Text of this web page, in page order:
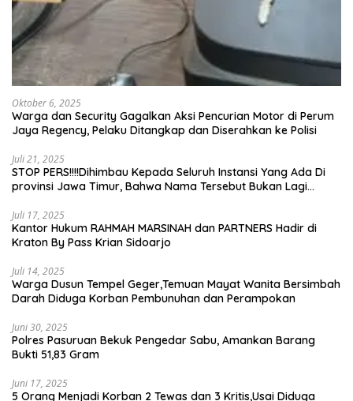
Oktober 6, 2025
Warga dan Security Gagalkan Aksi Pencurian Motor di Perum
Jaya Regency, Pelaku Ditangkap dan Diserahkan ke Polisi
Juli 21, 2025
STOP PERS!!!!Dihimbau Kepada Seluruh Instansi Yang Ada Di
provinsi Jawa Timur, Bahwa Nama Tersebut Bukan Lagi
Juli 17, 2025
Kantor Hukum RAHMAH MARSINAH dan PARTNERS Hadir di
Kraton By Pass Krian Sidoarjo
Juli 14, 2025
Warga Dusun Tempel Geger,Temuan Mayat Wanita Bersimbah
Darah Diduga Korban Pembunuhan dan Perampokan
Juni 30, 2025
Polres Pasuruan Bekuk Pengedar Sabu, Amankan Barang
Bukti 51,83 Gram
Juni 17, 2025
5 Orang Menjadi Korban 2 Tewas dan 3 Kritis,Usai Diduga